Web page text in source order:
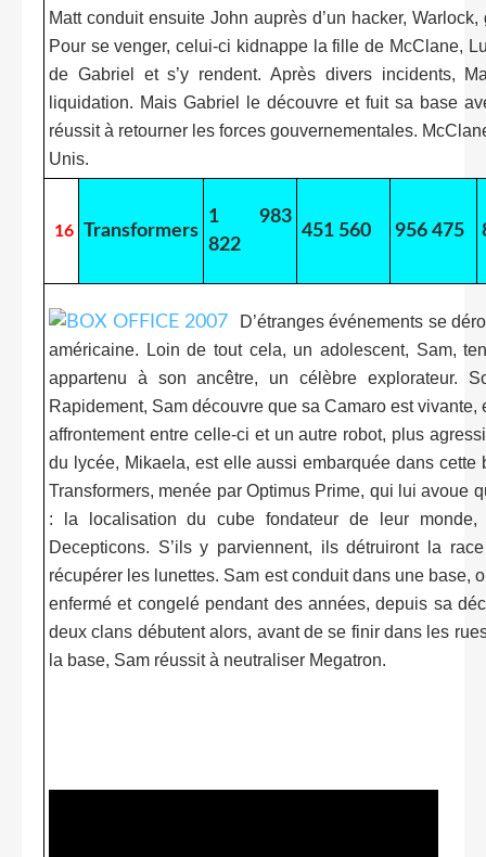
Matt conduit ensuite John auprès d’un hacker,
Pour se venger, celui-ci kidnappe la fille de McClane,
de Gabriel et s’y rendent. Après divers incidents,
liquidation. Mais Gabriel le découvre et fuit sa base
réussit à retourner les forces gouvernementales.
Unis.
16 Transformers
1 983
822
451 560 956 475
D’étranges événements se
américaine. Loin de tout cela, un adolescent, Sam,
appartenu à son ancêtre, un célèbre explorateur.
Rapidement, Sam découvre que sa Camaro est vivante,
affrontement entre celle-ci et un autre robot, plus
du lycée, Mikaela, est elle aussi embarquée dans
Transformers, menée par Optimus Prime, qui lui avoue
: la localisation du cube fondateur de leur monde,
Decepticons. S’ils y parviennent, ils détruiront la
récupérer les lunettes. Sam est conduit dans une base,
enfermé et congelé pendant des années, depuis sa
deux clans débutent alors, avant de se finir dans les
la base, Sam réussit à neutraliser Megatron.